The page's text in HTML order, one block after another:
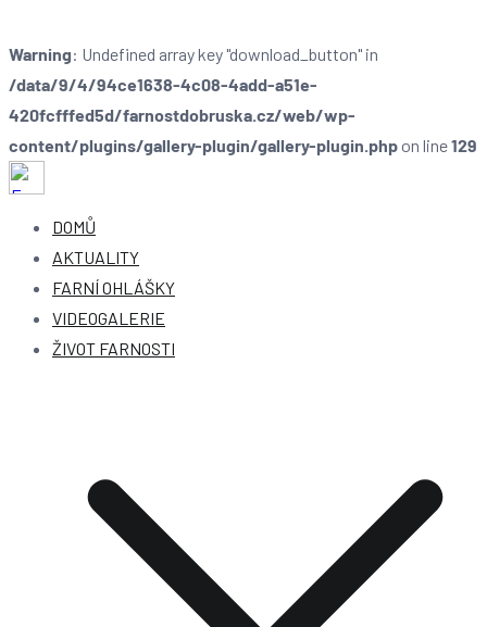
Warning: Undefined array key "download_button" in
/data/9/4/94ce1638-4c08-4add-a51e-
420fcfffed5d/farnostdobruska.cz/web/wp-
content/plugins/gallery-plugin/gallery-plugin.php on line129
Farnost Dobruška
Farnost Dobruška
DOMŮ
AKTUALITY
FARNÍ OHLÁŠKY
VIDEOGALERIE
ŽIVOT FARNOSTI